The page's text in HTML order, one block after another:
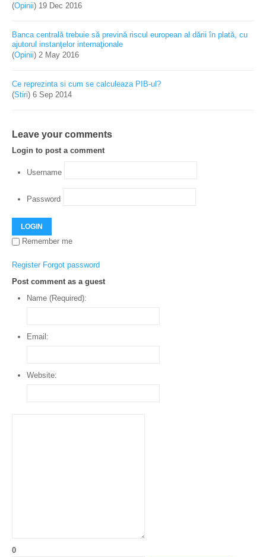
(Opinii) 19 Dec 2016
Banca centrală trebuie să prevină riscul european al dării în plată, cu
ajutorul instanţelor internaţionale
(Opinii) 2 May 2016
Ce reprezinta si cum se calculeaza PIB-ul?
(Stiri) 6 Sep 2014
Leave your comments
Login to post a comment
Username
Password
LOGIN
Remember me
Register Forgot password
Post comment as a guest
Name (Required):
Email:
Website:
0